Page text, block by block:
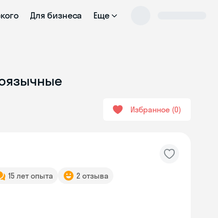
Для бизнеса Еще
Избранное 0
15 лет опыта 2 отзыва